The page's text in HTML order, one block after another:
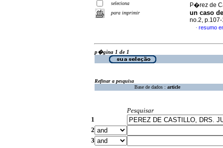
seleciona
para imprimir
P�rez de
un caso
no.2,
· resumo
p�gina 1 de 1
Refinar a pesquisa
Base de dados : article
Pesquisar
1
2
3